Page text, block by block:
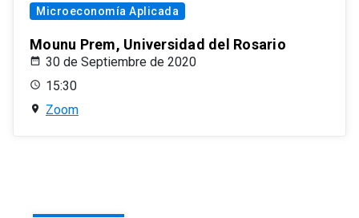
Microeconomía Aplicada
Mounu Prem, Universidad del Rosario
30 de Septiembre de 2020
15:30
Zoom